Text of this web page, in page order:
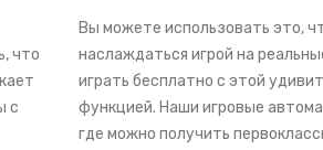
что
с
Вы можете использовать это,
наслаждаться игрой на
играть бесплатно с этой
функцией. Наши игровые
где можно получить